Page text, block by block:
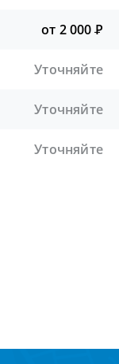
от 2 000Р
Уточняйте
Уточняйте
Уточняйте